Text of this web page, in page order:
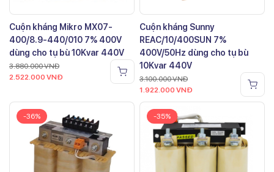
Cuộn kháng Mikro MX07-
400/8.9-440/010 7% 400V
dùng cho tụ bù 10Kvar 440V
3.880.000VNĐ
2.522.000 VNĐ
Cuộn kháng Sunny
REAC/10/400SUN 7%
400V/50Hz dùng cho tụ bù
10Kvar 440V
3.100.000VNĐ
1.922.000 VNĐ
-36% -35%